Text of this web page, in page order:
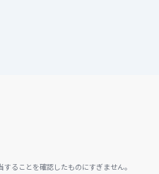
ることを確認したものにすぎません。